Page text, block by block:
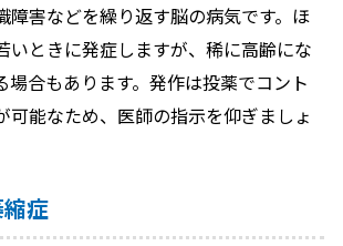
障害などを繰り返す脳の病気です。ほ
いときに発症しますが、稀に高齢にな
場合もあります。発作は投薬でコント
可能なため、医師の指示を仰ぎましょ
症